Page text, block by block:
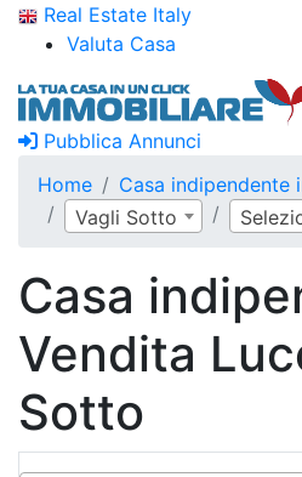
Real Estate Italy
Valuta Casa
Pubblica Annunci
Home
Casa indipendente
Vagli Sotto
Casa
Vendita
Sotto